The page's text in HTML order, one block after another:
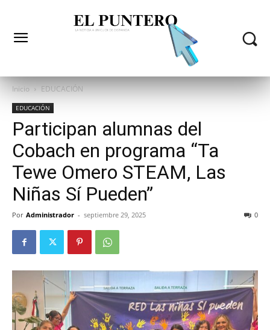
Inicio EDUCACIÓN
EDUCACIÓN
Participan alumnas del
Cobach en programa “Ta
Tewe Omero STEAM, Las
Niñas Sí Pueden”
Por Administrador - septiembre 29, 2025 0